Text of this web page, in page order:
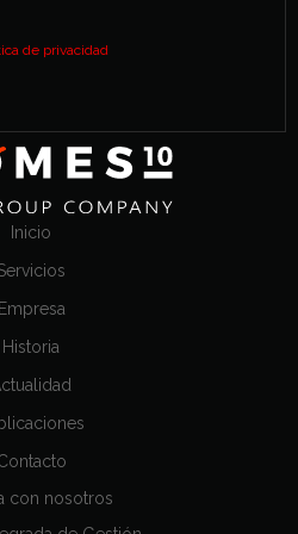
de privacidad
Inicio
Empresa
Historia
con nosotros